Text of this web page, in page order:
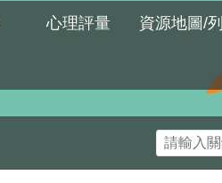
心理評量 資源地圖/